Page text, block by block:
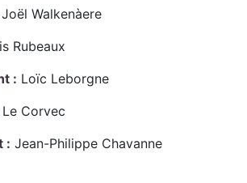
Joël Walkenàere
Rubeaux
: Loïc Leborgne
Corvec
: Jean-Philippe Chavanne